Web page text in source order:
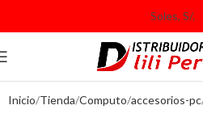
Inicio Tienda Computo accesorios-pc